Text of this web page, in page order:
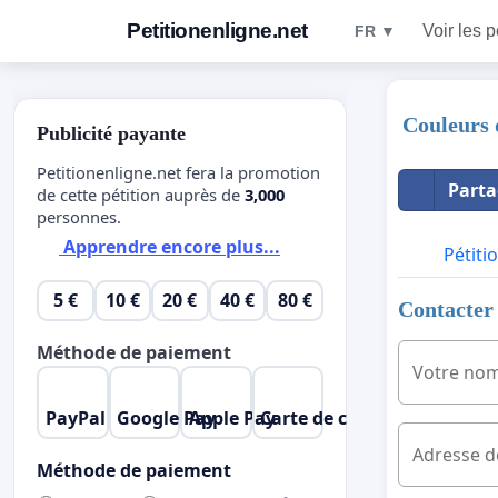
Petitionenligne.net FR ▼ Voir les
Couleurs
Votre
Adresse
Publicité payante
Petitionenligne.net fera la promotion
de cette pétition auprès de 3,000
personnes.
Apprendre encore plus...
5 € 10 € 20 € 40 € 80 €
Méthode de paiement
PayPal Google PayApple PayCarte de crédit
Méthode de paiement